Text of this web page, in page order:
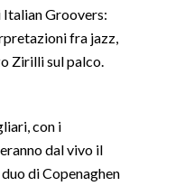
Italian Groovers:
fra jazz,
Zirilli sul palco.
con i
dal vivo il
di Copenaghen